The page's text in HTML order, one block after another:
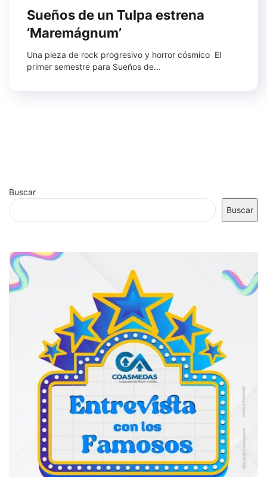
Sueños de un Tulpa estrena
‘Maremágnum’
Una pieza de rock progresivo y horror cósmico El
primer semestre para Sueños de...
Buscar
Buscar